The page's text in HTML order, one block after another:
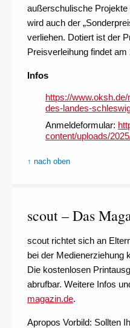
außerschulische
wird auch der
verliehen. Dotiert ist der
Preisverleihung findet
Infos
https://
des-landes-
Anmeldeformular:
content/uploads/
↑ nach oben
scout – Das
scout richtet sich an
bei der Medienerziehung
Die kostenlosen
abrufbar. Weitere Infos
magazin.de.
Apropos Vorbild: Sollten